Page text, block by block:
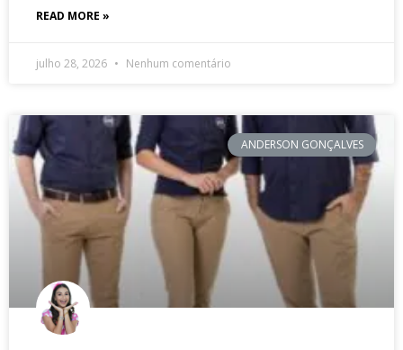
READ MORE »
julho 28, 2026 Nenhum comentário
ANDERSON GONÇALVES